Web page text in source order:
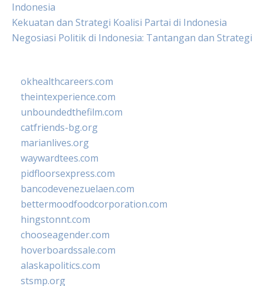
Indonesia
Kekuatan dan Strategi Koalisi Partai di Indonesia
Negosiasi Politik di Indonesia: Tantangan dan Strategi
okhealthcareers.com
theintexperience.com
unboundedthefilm.com
catfriends-bg.org
marianlives.org
waywardtees.com
pidfloorsexpress.com
bancodevenezuelaen.com
bettermoodfoodcorporation.com
hingstonnt.com
chooseagender.com
hoverboardssale.com
alaskapolitics.com
stsmp.org